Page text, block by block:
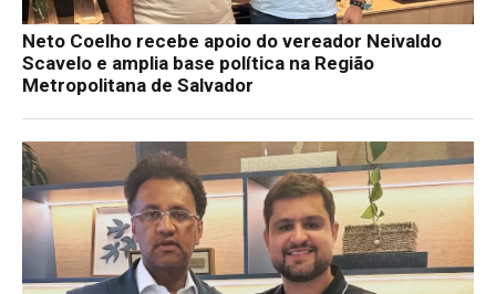
Neto Coelho recebe apoio do vereador Neivaldo
Scavelo e amplia base política na Região
Metropolitana de Salvador